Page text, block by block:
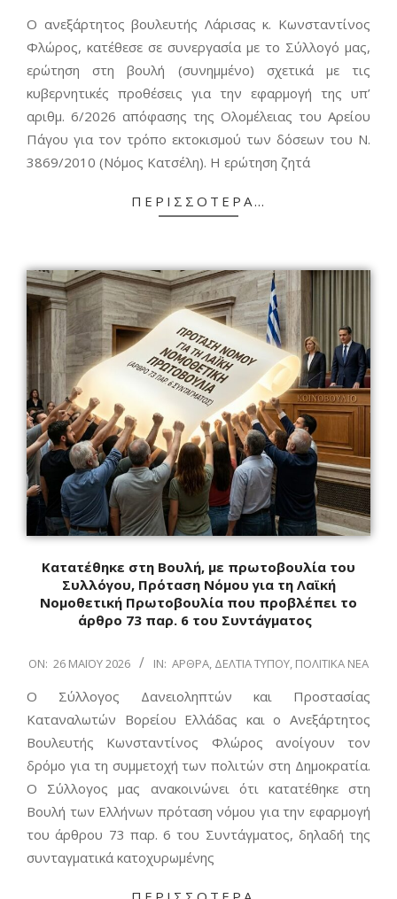
Ο ανεξάρτητος βουλευτής Λάρισας κ. Κωνσταντίνος
Φλώρος, κατέθεσε σε συνεργασία με το Σύλλογό μας,
ερώτηση στη βουλή (συνημμένο) σχετικά με τις
κυβερνητικές προθέσεις για την εφαρμογή της υπ’
αριθμ. 6/2026 απόφασης της Ολομέλειας του Αρείου
Πάγου για τον τρόπο εκτοκισμού των δόσεων του Ν.
3869/2010 (Νόμος Κατσέλη). Η ερώτηση ζητά
ΠΕΡΙΣΣΌΤΕΡΑ…
Κατατέθηκε στη Βουλή, με πρωτοβουλία του
Συλλόγου, Πρόταση Νόμου για τη Λαϊκή
Νομοθετική Πρωτοβουλία που προβλέπει το
άρθρο 73 παρ. 6 του Συντάγματος
2026-
ON: 26 ΜΑΪ́ΟΥ 2026 IN: ΆΡΘΡΑ, ΔΕΛΤΊΑ ΤΎΠΟΥ, ΠΟΛΙΤΙΚΆ ΝΈΑ
Ο Σύλλογος Δανειοληπτών και Προστασίας
Καταναλωτών Βορείου Ελλάδας και ο Ανεξάρτητος
Βουλευτής Κωνσταντίνος Φλώρος ανοίγουν τον
δρόμο για τη συμμετοχή των πολιτών στη Δημοκρατία.
Ο Σύλλογος μας ανακοινώνει ότι κατατέθηκε στη
Βουλή των Ελλήνων πρόταση νόμου για την εφαρμογή
του άρθρου 73 παρ. 6 του Συντάγματος, δηλαδή της
συνταγματικά κατοχυρωμένης